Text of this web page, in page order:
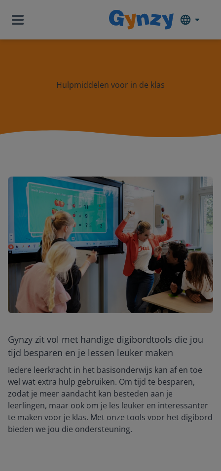
Hulpmiddelen voor in de klas
Gynzy zit vol met handige digibordtools die jou
tijd besparen en je lessen leuker maken
Iedere leerkracht in het basisonderwijs kan af en toe
wel wat extra hulp gebruiken. Om tijd te besparen,
zodat je meer aandacht kan besteden aan je
leerlingen, maar ook om je les leuker en interessanter
te maken voor je klas. Met onze tools voor het digibord
bieden we jou die ondersteuning.